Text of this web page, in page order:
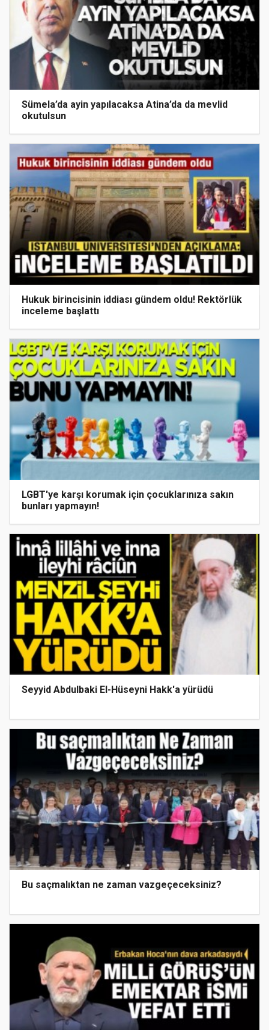
Sümela’da ayin yapılacaksa Atina’da da mevlid
okutulsun
Hukuk birincisinin iddiası gündem oldu! Rektörlük
inceleme başlattı
LGBT'ye karşı korumak için çocuklarınıza sakın
bunları yapmayın!
Seyyid Abdulbaki El-Hüseyni Hakk'a yürüdü
Bu saçmalıktan ne zaman vazgeçeceksiniz?